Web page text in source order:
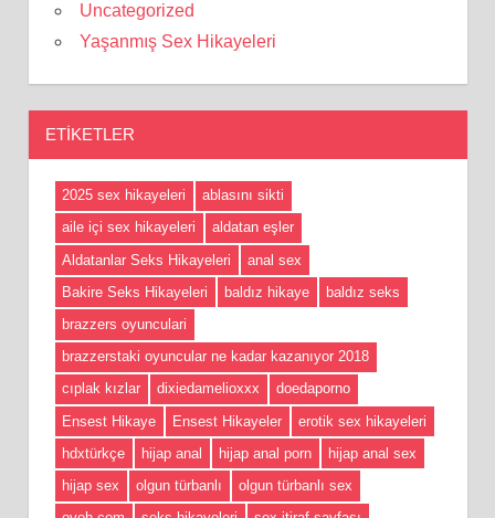
Uncategorized
Yaşanmış Sex Hikayeleri
ETIKETLER
2025 sex hikayeleri
ablasını sikti
aile içi sex hikayeleri
aldatan eşler
Aldatanlar Seks Hikayeleri
anal sex
Bakire Seks Hikayeleri
baldız hikaye
baldız seks
brazzers oyunculari
brazzerstaki oyuncular ne kadar kazanıyor 2018
cıplak kızlar
dixiedamelioxxx
doedaporno
Ensest Hikaye
Ensest Hikayeler
erotik sex hikayeleri
hdxtürkçe
hijap anal hijap anal porn
hijap anal sex
hijap sex
olgun türbanlı
olgun türbanlı sex